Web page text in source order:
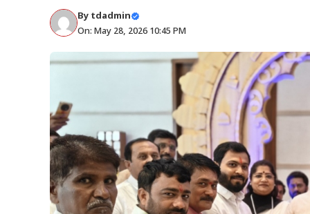
By tdadmin
On: May 28, 2026 10:45 PM